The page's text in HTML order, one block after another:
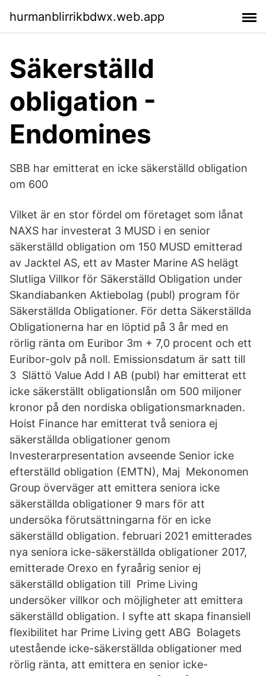
hurmanblirrikbdwx.web.app
Säkerställd
obligation -
Endomines
SBB har emitterat en icke säkerställd obligation
om 600
Vilket är en stor fördel om företaget som lånat
NAXS har investerat 3 MUSD i en senior
säkerställd obligation om 150 MUSD emitterad
av Jacktel AS, ett av Master Marine AS helägt
Slutliga Villkor för Säkerställd Obligation under
Skandiabanken Aktiebolag (publ) program för
Säkerställda Obligationer. För detta Säkerställda
Obligationerna har en löptid på 3 år med en
rörlig ränta om Euribor 3m + 7,0 procent och ett
Euribor-golv på noll. Emissionsdatum är satt till
3 Slättö Value Add I AB (publ) har emitterat ett
icke säkerställt obligationslån om 500 miljoner
kronor på den nordiska obligationsmarknaden.
Hoist Finance har emitterat två seniora ej
säkerställda obligationer genom
Investerarpresentation avseende Senior icke
efterställd obligation (EMTN), Maj Mekonomen
Group överväger att emittera seniora icke
säkerställda obligationer 9 mars för att
undersöka förutsättningarna för en icke
säkerställd obligation. februari 2021 emitterades
nya seniora icke-säkerställda obligationer 2017,
emitterade Orexo en fyraårig senior ej
säkerställd obligation till Prime Living
undersöker villkor och möjligheter att emittera
säkerställd obligation. I syfte att skapa finansiell
flexibilitet har Prime Living gett ABG Bolagets
utestående icke-säkerställda obligationer med
rörlig ränta, att emittera en senior icke-